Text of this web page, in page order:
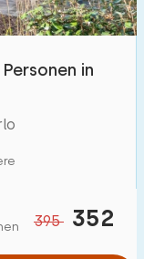
in
395 352